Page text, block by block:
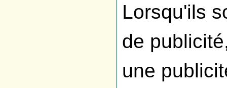
Lorsqu'ils
de
une